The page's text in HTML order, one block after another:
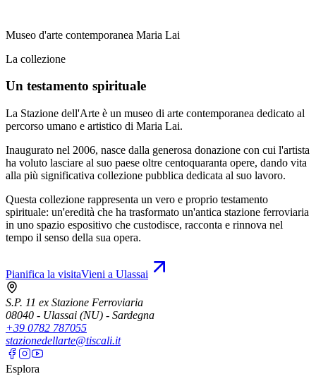
Museo d'arte contemporanea Maria Lai
La collezione
Un testamento spirituale
La Stazione dell'Arte è un museo di arte contemporanea dedicato al
percorso umano e artistico di Maria Lai.
Inaugurato nel 2006, nasce dalla generosa donazione con cui l'artista
ha voluto lasciare al suo paese oltre centoquaranta opere, dando vita
alla più significativa collezione pubblica dedicata al suo lavoro.
Questa collezione rappresenta un vero e proprio testamento
spirituale: un'eredità che ha trasformato un'antica stazione ferroviaria
in uno spazio espositivo che custodisce, racconta e rinnova nel
tempo il senso della sua opera.
Pianifica la visitaVieni a Ulassai
S.P. 11 ex Stazione Ferroviaria
08040 - Ulassai (NU) - Sardegna
+39 0782 787055
stazionedellarte@tiscali.it
Esplora